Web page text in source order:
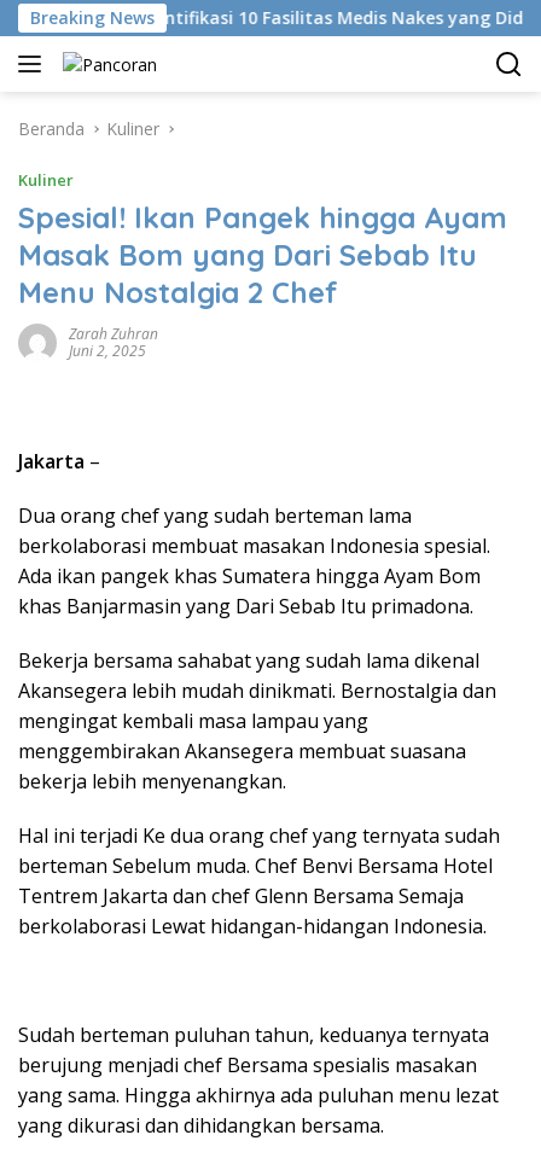
Langsung
ke
konten
Breaking News
KKI Identifikasi 10 Fasilitas Medis Nakes yang Diduga
Beranda Kuliner
Kuliner
Spesial! Ikan Pangek hingga Ayam
Masak Bom yang Dari Sebab Itu
Menu Nostalgia 2 Chef
Zarah Zuhran
Juni 2, 2025
Jakarta –
Dua orang chef yang sudah berteman lama
berkolaborasi membuat masakan Indonesia spesial.
Ada ikan pangek khas Sumatera hingga Ayam Bom
khas Banjarmasin yang Dari Sebab Itu primadona.
Bekerja bersama sahabat yang sudah lama dikenal
Akansegera lebih mudah dinikmati. Bernostalgia dan
mengingat kembali masa lampau yang
menggembirakan Akansegera membuat suasana
bekerja lebih menyenangkan.
Hal ini terjadi Ke dua orang chef yang ternyata sudah
berteman Sebelum muda. Chef Benvi Bersama Hotel
Tentrem Jakarta dan chef Glenn Bersama Semaja
berkolaborasi Lewat hidangan-hidangan Indonesia.
Sudah berteman puluhan tahun, keduanya ternyata
berujung menjadi chef Bersama spesialis masakan
yang sama. Hingga akhirnya ada puluhan menu lezat
yang dikurasi dan dihidangkan bersama.